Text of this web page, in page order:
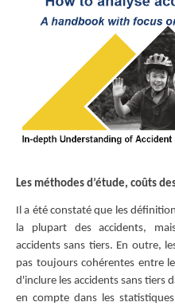
Les méthodes d’étude, coûts
Il a été constaté que les
la plupart des accidents,
accidents sans tiers. En outre,
pas toujours cohérentes entre
d'inclure les accidents sans tiers
en compte dans les